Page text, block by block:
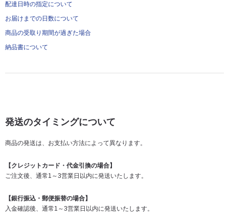
配達日時の指定について
お届けまでの日数について
商品の受取り期間が過ぎた場合
納品書について
発送のタイミングについて
商品の発送は、お支払い方法によって異なります。
【クレジットカード・代金引換の場合】
ご注文後、通常1～3営業日以内に発送いたします。
【銀行振込・郵便振替の場合】
入金確認後、通常1～3営業日以内に発送いたします。